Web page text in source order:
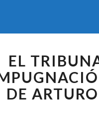
EL
DE